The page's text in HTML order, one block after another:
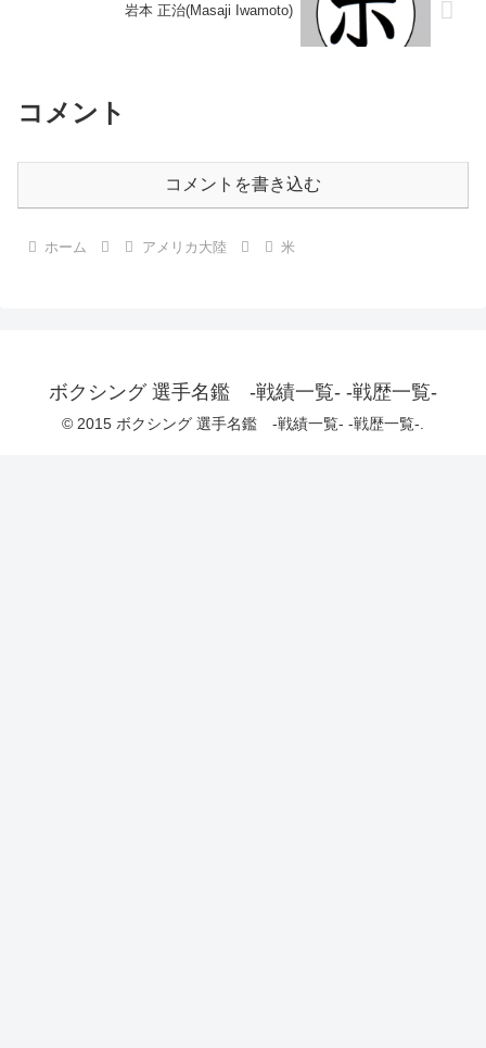
岩本 正治(Masaji Iwamoto)
コメント
コメントを書き込む
ホーム アメリカ大陸 米
ボクシング 選手名鑑 -戦績一覧- -戦歴一覧-
© 2015 ボクシング 選手名鑑 -戦績一覧- -戦歴一覧-.